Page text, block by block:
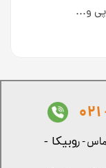
قرنیز ورساچه افرا 9 سانت از جنس پی وی سی کد G958
- روبیکا -